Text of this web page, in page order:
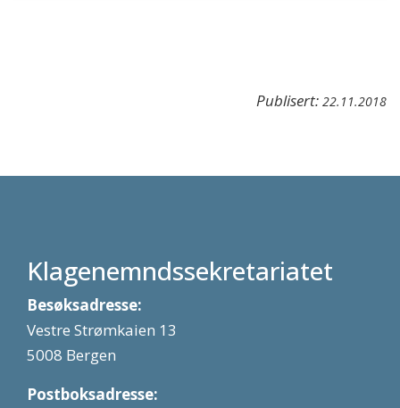
Publisert: 22.11.2018
Klagenemndssekretariatet
Besøksadresse:
Vestre Strømkaien 13
5008 Bergen
Postboksadresse: